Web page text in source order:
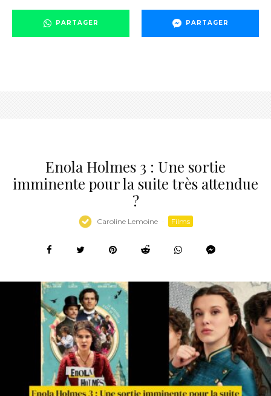
PARTAGER PARTAGER
Enola Holmes 3 : Une sortie
imminente pour la suite très attendue
?
Caroline Lemoine · Films